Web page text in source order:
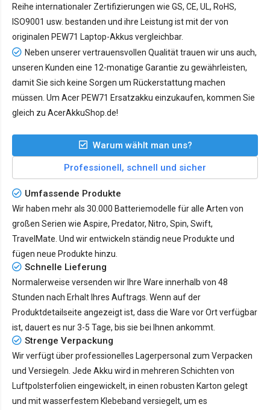
Reihe internationaler Zertifizierungen wie GS, CE, UL, RoHS,
ISO9001 usw. bestanden und ihre Leistung ist mit der von
originalen PEW71 Laptop-Akkus vergleichbar.
Neben unserer vertrauensvollen Qualität trauen wir uns auch,
unseren Kunden eine 12-monatige Garantie zu gewährleisten,
damit Sie sich keine Sorgen um Rückerstattung machen
müssen. Um Acer PEW71 Ersatzakku einzukaufen, kommen Sie
gleich zu AcerAkkuShop.de!
Warum wählt man uns?
Professionell, schnell und sicher
Umfassende Produkte
Wir haben mehr als 30.000 Batteriemodelle für alle Arten von
großen Serien wie Aspire, Predator, Nitro, Spin, Swift,
TravelMate. Und wir entwickeln ständig neue Produkte und
fügen neue Produkte hinzu.
Schnelle Lieferung
Normalerweise versenden wir Ihre Ware innerhalb von 48
Stunden nach Erhalt Ihres Auftrags. Wenn auf der
Produktdetailseite angezeigt ist, dass die Ware vor Ort verfügbar
ist, dauert es nur3-5 Tage, bis sie bei Ihnen ankommt.
Strenge Verpackung
Wir verfügt über professionelles Lagerpersonal zum Verpacken
und Versiegeln. Jede Akku wird in mehreren Schichten von
Luftpolsterfolien eingewickelt, in einen robusten Karton gelegt
und mit wasserfestem Klebeband versiegelt, um es